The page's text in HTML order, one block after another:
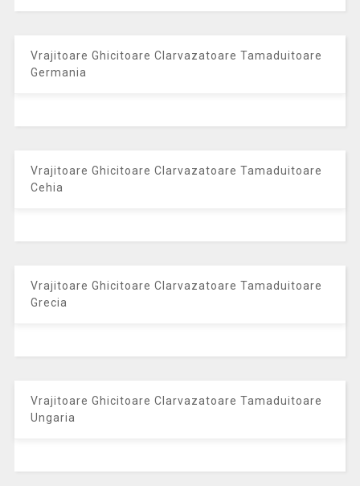
Vrajitoare Ghicitoare Clarvazatoare Tamaduitoare
Germania
Vrajitoare Ghicitoare Clarvazatoare Tamaduitoare
Cehia
Vrajitoare Ghicitoare Clarvazatoare Tamaduitoare
Grecia
Vrajitoare Ghicitoare Clarvazatoare Tamaduitoare
Ungaria